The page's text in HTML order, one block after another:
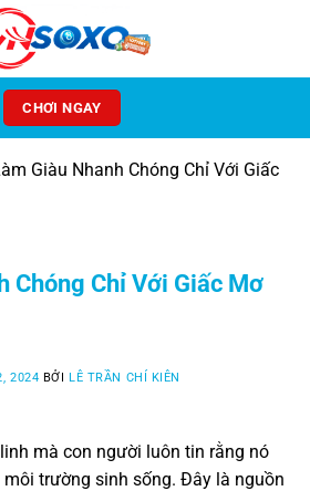
CHƠI NGAY
Giàu Nhanh Chóng Chỉ Với Giấc
Chóng Chỉ Với Giấc Mơ
2024 BỞILÊ TRẦN CHÍ KIÊN
mà con người luôn tin rằng nó
trường sinh sống. Đây là nguồn